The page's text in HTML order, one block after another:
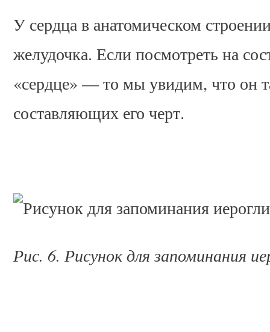
У сердца в анатомическом
желудочка. Если посмотреть на
«сердце» — то мы увидим, что он
составляющих его черт.
Рис. 6. Рисунок для запоминания